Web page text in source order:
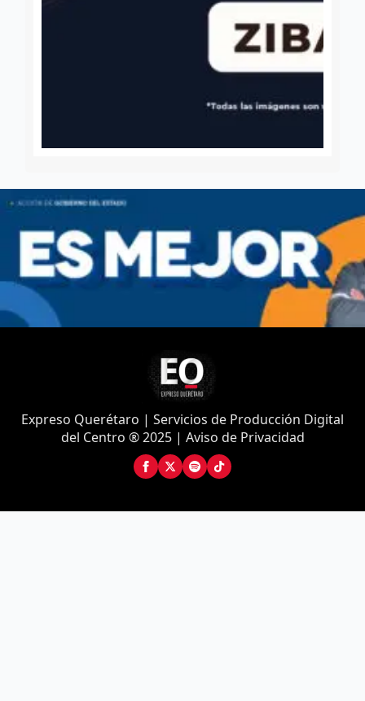
Expreso Querétaro | Servicios de Producción Digital
del Centro ® 2025 | Aviso de Privacidad